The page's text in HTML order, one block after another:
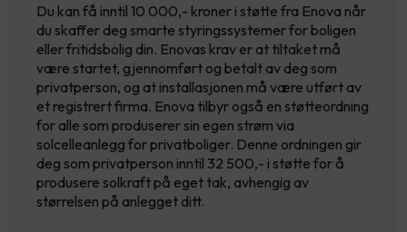
Du kan få inntil 10 000,- kroner i støtte fra Enova når
du skaffer deg smarte styringssystemer for boligen
eller fritidsbolig din. Enovas krav er at tiltaket må
være startet, gjennomført og betalt av deg som
privatperson, og at installasjonen må være utført av
et registrert firma. Enova tilbyr også en støtteordning
for alle som produserer sin egen strøm via
solcelleanlegg for privatboliger. Denne ordningen gir
deg som privatperson inntil 32 500,- i støtte for å
produsere solkraft på eget tak, avhengig av
størrelsen på anlegget ditt.